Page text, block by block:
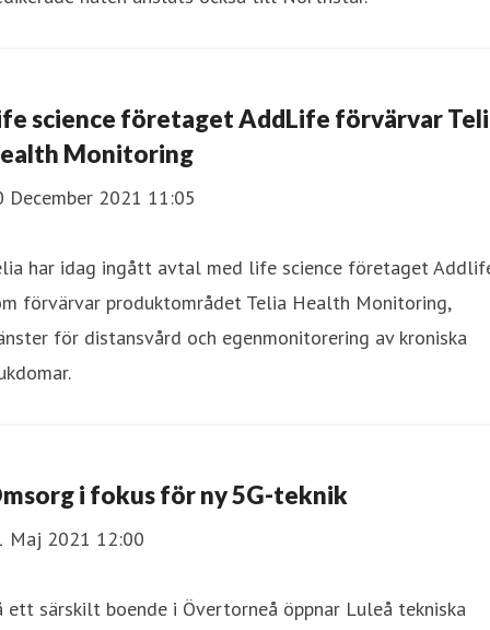
science företaget AddLife förvärvar
Monitoring
December 2021 11:05
har idag ingått avtal med life science företaget
förvärvar produktområdet Telia Health Monitoring,
för distansvård och egenmonitorering av kroniska
i fokus för ny 5G-teknik
Maj 2021 12:00
ett särskilt boende i Övertorneå öppnar Luleå tekniska